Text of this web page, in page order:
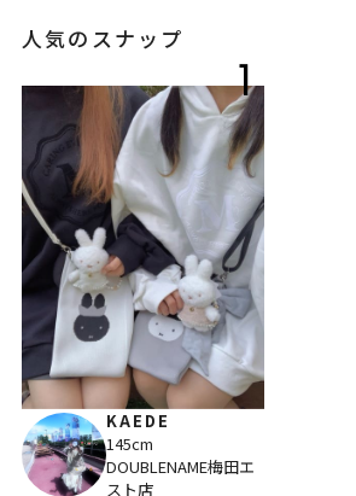
人気のスナップ
1
KAEDE
145cm
DOUBLENAME梅田エ
スト店